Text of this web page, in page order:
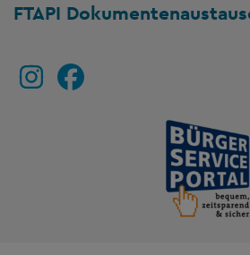
FTAPI